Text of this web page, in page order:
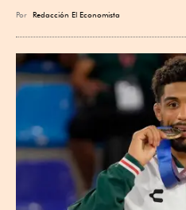
Por Redacción El Economista